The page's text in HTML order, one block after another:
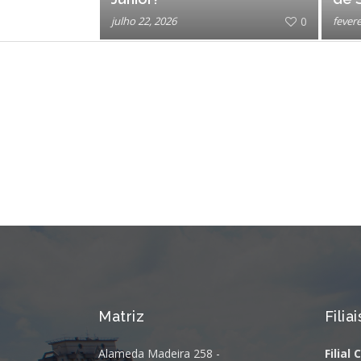
julho 22, 2026 0
Matriz
Alameda Madeira 258 -
Filial